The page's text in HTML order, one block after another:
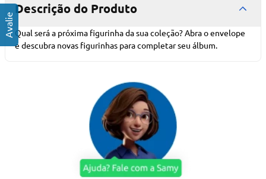
Descrição do Produto
Qual será a próxima figurinha da sua coleção? Abra o envelope
e descubra novas figurinhas para completar seu álbum.